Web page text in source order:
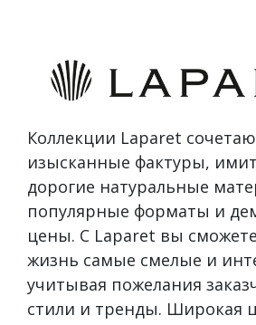
Коллекции Laparet
изысканные фактуры,
дорогие натуральные
популярные форматы и
цены. С Laparet вы
жизнь самые смелые и
учитывая пожелания
стили и тренды. Широкая